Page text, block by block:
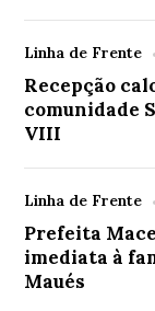
Linha de Frente
Recepção
comunidade
VIII
Linha de Frente
Prefeita
imediata à
Maués